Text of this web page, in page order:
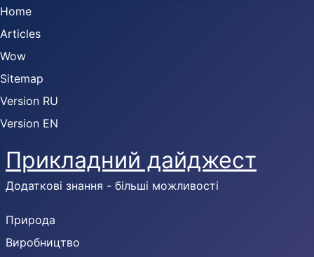
Home
Articles
Wow
Sitemap
Version RU
Version EN
Прикладний дайджест
Додаткові знання - більші можливості
Природа
Виробництво